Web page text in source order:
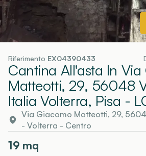
Riferimento EX04390433
Cantina All'asta In
Matteotti, 29, 56048
Italia Volterra, Pisa -
Via Giacomo Matteotti, 29,
- Volterra - Centro
19 mq